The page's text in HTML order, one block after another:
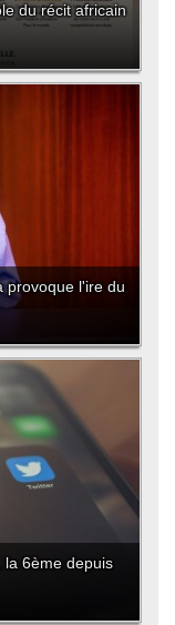
du récit africain
provoque l'ire du
la 6ème depuis